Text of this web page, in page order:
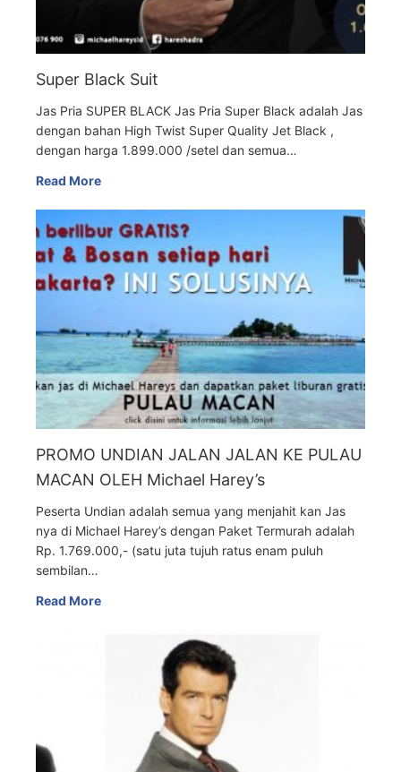
Super Black Suit
Jas Pria SUPER BLACK Jas Pria Super Black adalah Jas
dengan bahan High Twist Super Quality Jet Black ,
dengan harga 1.899.000 /setel dan semua…
Read More
PROMO UNDIAN JALAN JALAN KE PULAU
MACAN OLEH Michael Harey’s
Peserta Undian adalah semua yang menjahit kan Jas
nya di Michael Harey’s dengan Paket Termurah adalah
Rp. 1.769.000,- (satu juta tujuh ratus enam puluh
sembilan…
Read More